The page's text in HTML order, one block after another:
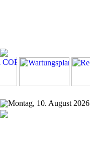
Montag, 10. August 2026